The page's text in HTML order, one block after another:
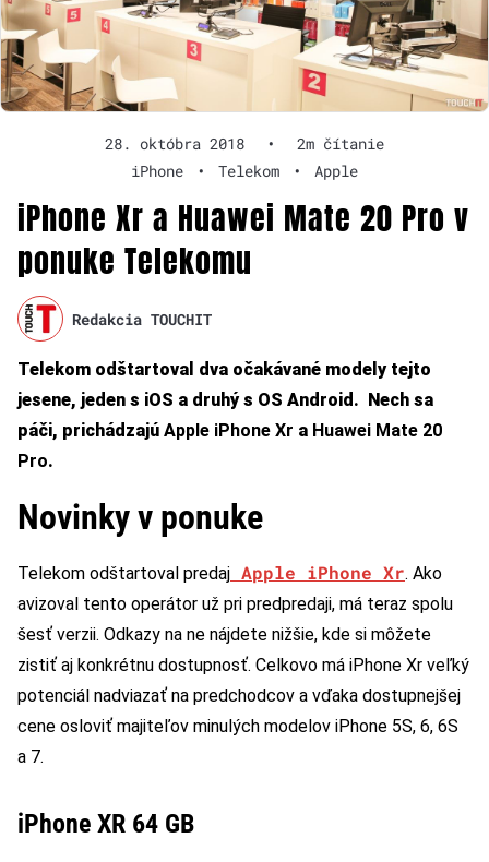
28. októbra 2018 •
2m čítanie
iPhone
• Telekom • Apple
iPhone Xr a Huawei Mate 20 Pro v
ponuke Telekomu
Redakcia TOUCHIT
Telekom odštartoval dva očakávané modely tejto
jesene, jeden s iOS a druhý s OS Android. Nech sa
páči, prichádzajú Apple iPhone Xr a Huawei Mate 20
Pro.
Novinky v ponuke
Telekom odštartoval predaj Apple iPhone Xr. Ako
avizoval tento operátor už pri predpredaji, má teraz spolu
šesť verzii. Odkazy na ne nájdete nižšie, kde si môžete
zistiť aj konkrétnu dostupnosť. Celkovo má iPhone Xr veľký
potenciál nadviazať na predchodcov a vďaka dostupnejšej
cene osloviť majiteľov minulých modelov iPhone 5S, 6, 6S
a 7.
iPhone XR 64 GB